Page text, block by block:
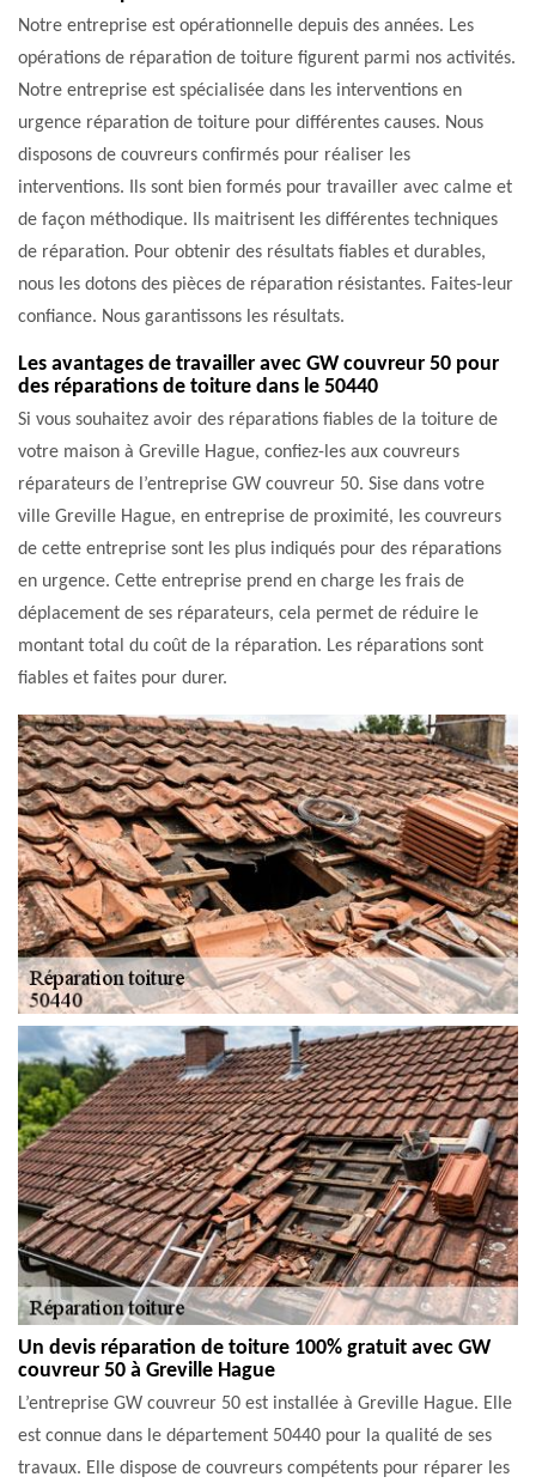
Notre entreprise est opérationnelle depuis des années. Les
opérations de réparation de toiture figurent parmi nos activités.
Notre entreprise est spécialisée dans les interventions en
urgence réparation de toiture pour différentes causes. Nous
disposons de couvreurs confirmés pour réaliser les
interventions. Ils sont bien formés pour travailler avec calme et
de façon méthodique. Ils maitrisent les différentes techniques
de réparation. Pour obtenir des résultats fiables et durables,
nous les dotons des pièces de réparation résistantes. Faites-leur
confiance. Nous garantissons les résultats.
Les avantages de travailler avec GW couvreur 50 pour
des réparations de toiture dans le 50440
Si vous souhaitez avoir des réparations fiables de la toiture de
votre maison à Greville Hague, confiez-les aux couvreurs
réparateurs de l’entreprise GW couvreur 50. Sise dans votre
ville Greville Hague, en entreprise de proximité, les couvreurs
de cette entreprise sont les plus indiqués pour des réparations
en urgence. Cette entreprise prend en charge les frais de
déplacement de ses réparateurs, cela permet de réduire le
montant total du coût de la réparation. Les réparations sont
fiables et faites pour durer.
Un devis réparation de toiture 100% gratuit avec GW
couvreur 50 à Greville Hague
L’entreprise GW couvreur 50 est installée à Greville Hague. Elle
est connue dans le département 50440 pour la qualité de ses
travaux. Elle dispose de couvreurs compétents pour réparer les